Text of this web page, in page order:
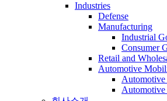
Industries
Defense
Manufacturing
Industrial
Consumer
Retail and
Automotive
Automotive